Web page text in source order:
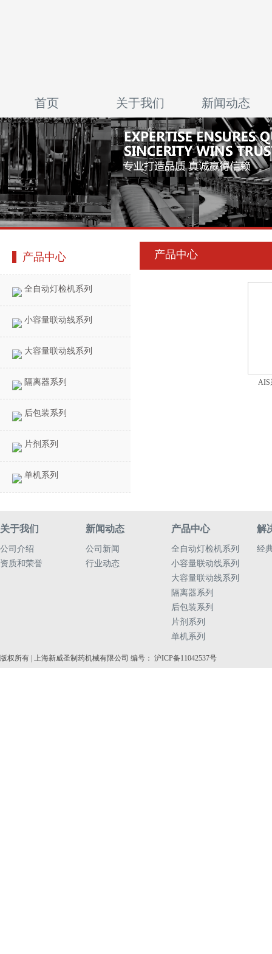
首页 关于我们 新闻动态
产品中心
全自动灯检机系列
小容量联动线系列
大容量联动线系列
隔离器系列
后包装系列
片剂系列
单机系列
产品中心
AIS
关于我们
公司介绍
资质和荣誉
新闻动态
公司新闻
行业动态
产品中心
全自动灯检机系列
小容量联动线系列
大容量联动线系列
隔离器系列
后包装系列
片剂系列
单机系列
解
经
版权所有 | 上海新威圣制药机械有限公司 编号： 沪ICP备11042537号